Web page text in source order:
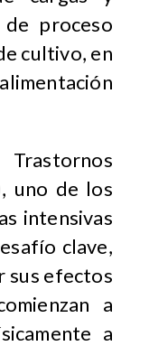
de proceso
cultivo, en
uno de los
intensivas
clave,
sus efectos
a
a